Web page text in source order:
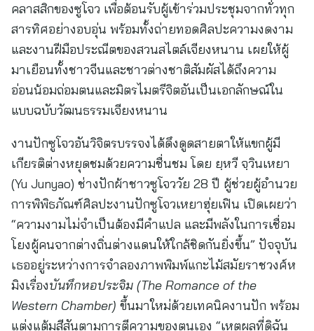
คลาสสิกของซูโจว เพื่อต้อนรับผู้เข้าร่วมประชุมจากทั่วทุก
สารทิศอย่างอบอุ่น พร้อมทั้งถ่ายทอดศิลปะความงดงาม
และงานฝีมือประณีตของสวนสไตล์เจียงหนาน เผยให้ผู้
มาเยือนทั้งชาวจีนและชาวต่างชาติสัมผัสได้ถึงความ
อ่อนน้อมถ่อมตนและมิตรไมตรีจิตอันเป็นเอกลักษณ์ใน
แบบฉบับวัฒนธรรมเจียงหนาน
งานปักซูโจวอันวิจิตรบรรจงได้ดึงดูดสายตาให้แขกผู้มี
เกียรติต่างหยุดชมด้วยความชื่นชม โดย ยฺหวี จฺวินเหยา
(Yu Junyao) ช่างปักผ้าชาวซูโจววัย 28 ปี ผู้ช่วยผู้อำนวย
การพิพิธภัณฑ์ศิลปะงานปักซูโจวเหยาฮุ่ยเฟิน เปิดเผยว่า
“ความงามไม่จำเป็นต้องมีคำแปล และมีพลังในการเชื่อม
โยงผู้คนจากต่างถิ่นต่างแดนให้ใกล้ชิดกันยิ่งขึ้น” ปัจจุบัน
เธออยู่ระหว่างการจำลองภาพพิมพ์แกะไม้สมัยราชวงศ์ห
มิงเรื่องบันทึกหอประจิม (The Romance of the
Western Chamber) ขึ้นมาใหม่ด้วยเทคนิคงานปัก พร้อม
แต่งแต้มสีสันตามการตีความของตนเอง “เหตุผลที่ดิฉัน